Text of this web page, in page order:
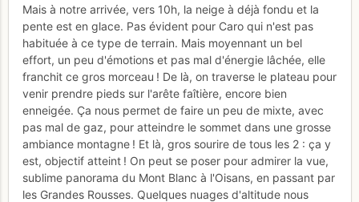
Mais à notre arrivée, vers 10h, la neige à déjà fondu et la
pente est en glace. Pas évident pour Caro qui n'est pas
habituée à ce type de terrain. Mais moyennant un bel
effort, un peu d'émotions et pas mal d'énergie lâchée, elle
franchit ce gros morceau ! De là, on traverse le plateau pour
venir prendre pieds sur l'arête faîtière, encore bien
enneigée. Ça nous permet de faire un peu de mixte, avec
pas mal de gaz, pour atteindre le sommet dans une grosse
ambiance montagne ! Et là, gros sourire de tous les 2 : ça y
est, objectif atteint ! On peut se poser pour admirer la vue,
sublime panorama du Mont Blanc à l'Oisans, en passant par
les Grandes Rousses. Quelques nuages d'altitude nous